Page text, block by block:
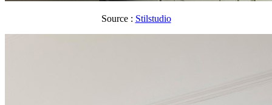
Source : Stilstudio